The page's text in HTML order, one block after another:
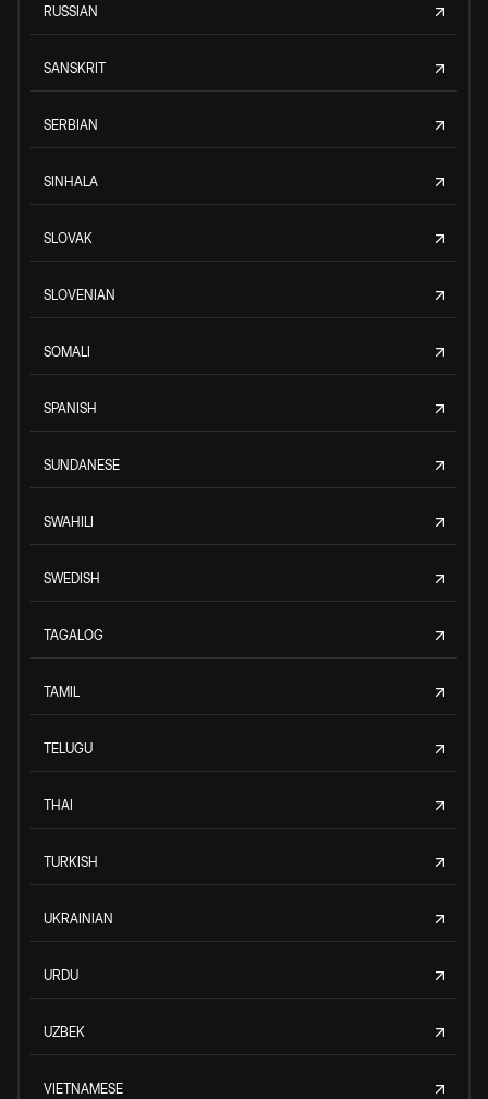
RUSSIAN
SANSKRIT
SERBIAN
SINHALA
SLOVAK
SLOVENIAN
SOMALI
SPANISH
SUNDANESE
SWAHILI
SWEDISH
TAGALOG
TAMIL
TELUGU
THAI
TURKISH
UKRAINIAN
URDU
UZBEK
VIETNAMESE